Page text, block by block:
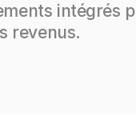
intégrés
revenus.